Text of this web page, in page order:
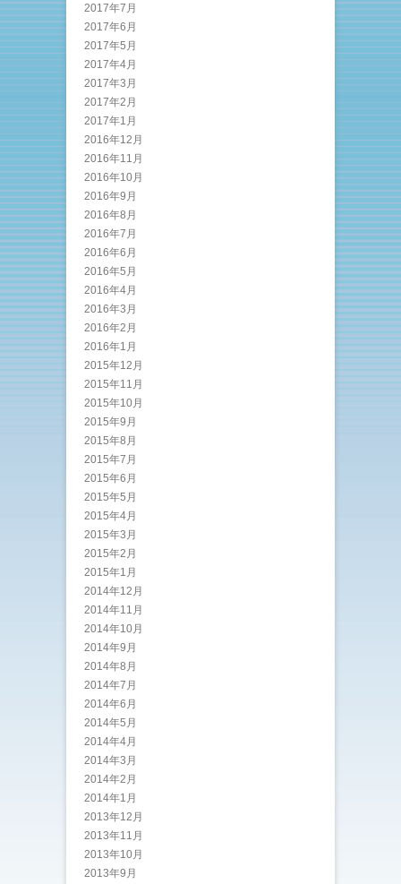
2017年7月
2017年6月
2017年5月
2017年4月
2017年3月
2017年2月
2017年1月
2016年12月
2016年11月
2016年10月
2016年9月
2016年8月
2016年7月
2016年6月
2016年5月
2016年4月
2016年3月
2016年2月
2016年1月
2015年12月
2015年11月
2015年10月
2015年9月
2015年8月
2015年7月
2015年6月
2015年5月
2015年4月
2015年3月
2015年2月
2015年1月
2014年12月
2014年11月
2014年10月
2014年9月
2014年8月
2014年7月
2014年6月
2014年5月
2014年4月
2014年3月
2014年2月
2014年1月
2013年12月
2013年11月
2013年10月
2013年9月